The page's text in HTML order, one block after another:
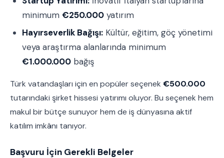
minimum €250.000 yatırım
Hayırseverlik Bağışı: Kültür, eğitim, göç yönetimi
veya araştırma alanlarında minimum
€1.000.000 bağış
Türk vatandaşları için en popüler seçenek €500.000
tutarındaki şirket hissesi yatırımı oluyor. Bu seçenek hem
makul bir bütçe sunuyor hem de iş dünyasına aktif
katılım imkânı tanıyor.
Başvuru İçin Gerekli Belgeler